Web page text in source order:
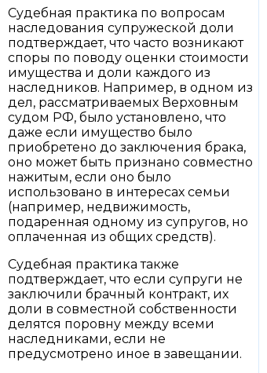
Судебная практика по вопросам
наследования супружеской доли
подтверждает, что часто возникают
споры по поводу оценки стоимости
имущества и доли каждого из
наследников. Например, в одном из
дел, рассматриваемых Верховным
судом РФ, было установлено, что
даже если имущество было
приобретено до заключения брака,
оно может быть признано совместно
нажитым, если оно было
использовано в интересах семьи
(например, недвижимость,
подаренная одному из супругов, но
оплаченная из общих средств).
Судебная практика также
подтверждает, что если супруги не
заключили брачный контракт, их
доли в совместной собственности
делятся поровну между всеми
наследниками, если не
предусмотрено иное в завещании.